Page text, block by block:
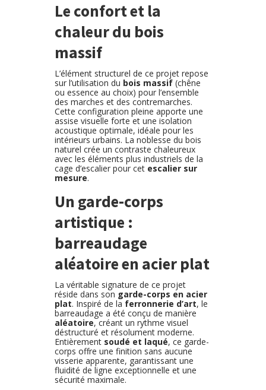
Le confort et la
chaleur du bois
massif
L’élément structurel de ce projet repose
sur l’utilisation du bois massif (chêne
ou essence au choix) pour l’ensemble
des marches et des contremarches.
Cette configuration pleine apporte une
assise visuelle forte et une isolation
acoustique optimale, idéale pour les
intérieurs urbains. La noblesse du bois
naturel crée un contraste chaleureux
avec les éléments plus industriels de la
cage d’escalier pour cet escalier sur
mesure.
Un garde-corps
artistique :
barreaudage
aléatoire en acier plat
La véritable signature de ce projet
réside dans son garde-corps en acier
plat. Inspiré de la ferronnerie d’art, le
barreaudage a été conçu de manière
aléatoire, créant un rythme visuel
déstructuré et résolument moderne.
Entièrement soudé et laqué, ce garde-
corps offre une finition sans aucune
visserie apparente, garantissant une
fluidité de ligne exceptionnelle et une
sécurité maximale.